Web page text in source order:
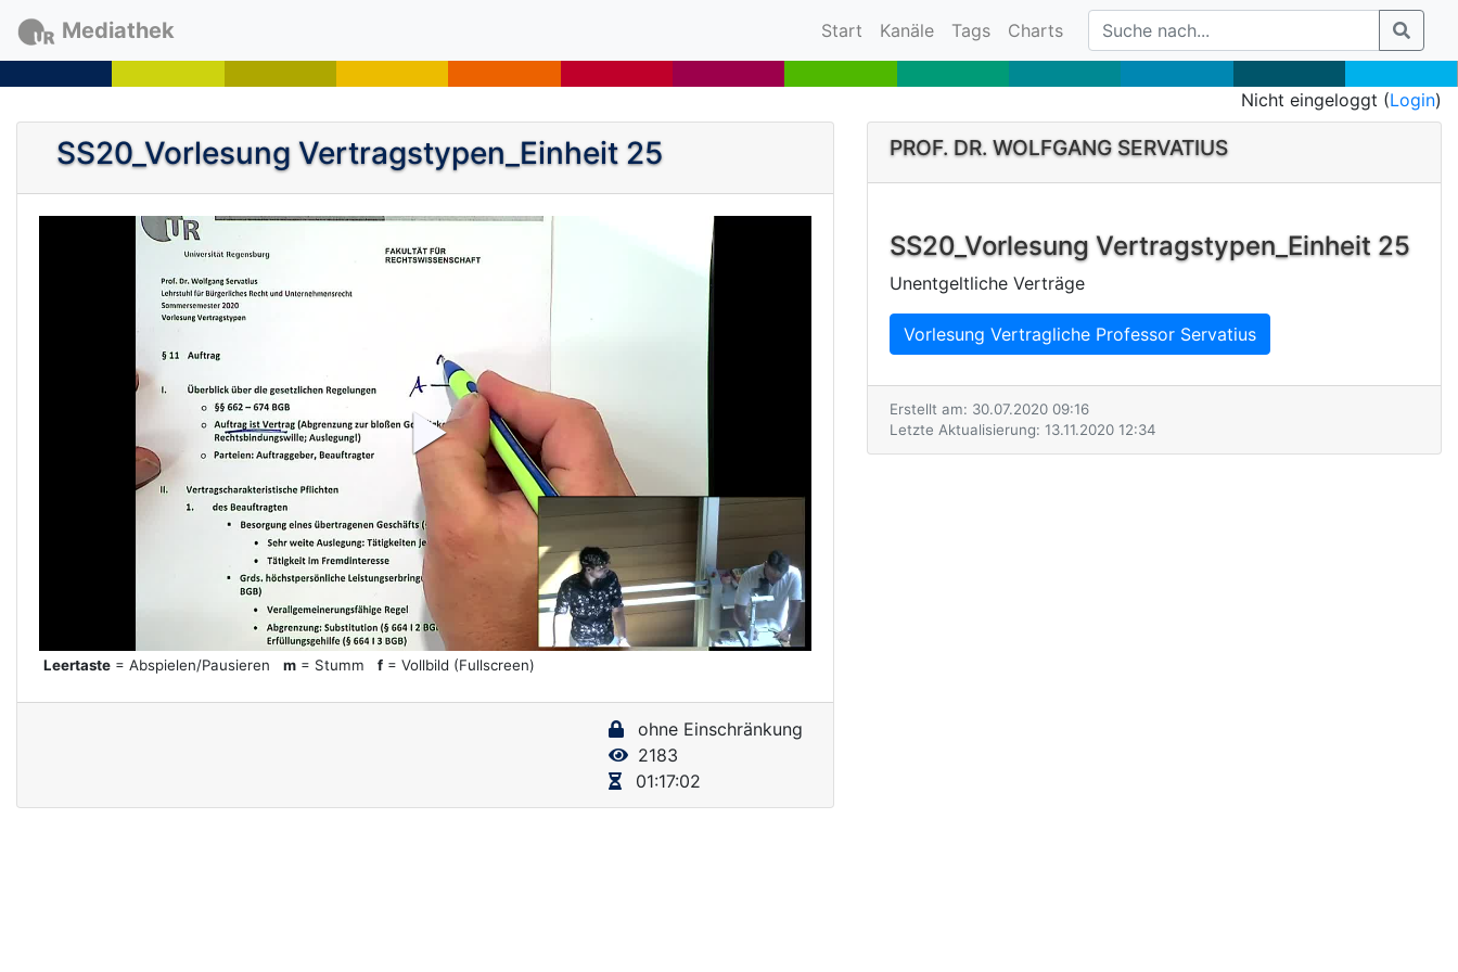
Mediathek Start (current)
Kanäle Tags Charts
Nicht eingeloggt (Login)
SS20_Vorlesung Vertragstypen_Einheit 25
P
l
y
d
Leertaste = Abspielen/Pausieren m = Stumm f = Vollbild (Fullscreen)
ohne Einschränkung
2183
01:17:02
PROF. DR. WOLFGANG SERVATIUS
SS20_Vorlesung Vertragstypen_Einheit 25
Unentgeltliche Verträge
Vorlesung Vertragliche Professor Servatius
Erstellt am: 30.07.2020 09:16
Letzte Aktualisierung: 13.11.2020 12:34